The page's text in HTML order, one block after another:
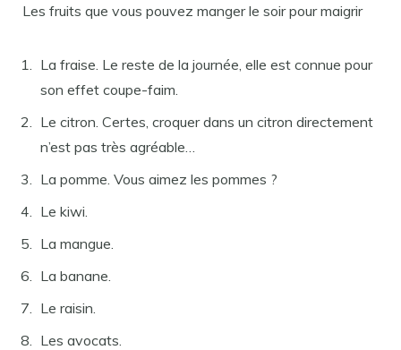
Les fruits que vous pouvez manger le soir pour maigrir
La fraise. Le reste de la journée, elle est connue pour
son effet coupe-faim.
Le citron. Certes, croquer dans un citron directement
n’est pas très agréable…
La pomme. Vous aimez les pommes ?
Le kiwi.
La mangue.
La banane.
Le raisin.
Les avocats.